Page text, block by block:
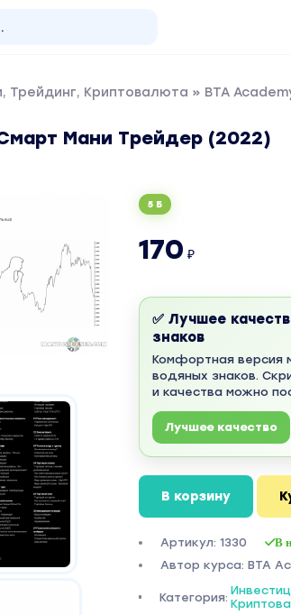
Трейдинг, Криптовалюта » BTA
Мани Трейдер (2022)
5 Б
170 ₽
✅ Лучшее
знаков
Комфортная версия
водяных знаков.
и качества можно
Лучшее качество
В корзину
Артикул: 1330 В
Автор курса: BTA
Категория: